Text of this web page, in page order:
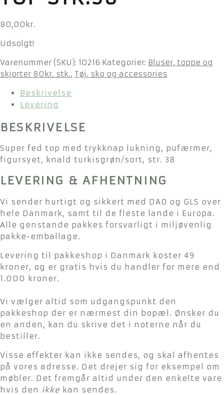
80,00 kr.
Udsolgt!
Varenummer (SKU): 10216 Kategorier: Bluser, toppe og
skjorter 80kr. stk., Tøj, sko og accessories
Beskrivelse
Levering
BESKRIVELSE
Super fed top med trykknap lukning, pufærmer,
figursyet, knald turkisgrøn/sort, str. 38
LEVERING & AFHENTNING
Vi sender hurtigt og sikkert med DAO og GLS over
hele Danmark, samt til de fleste lande i Europa.
Alle genstande pakkes forsvarligt i miljøvenlig
pakke-emballage.
Levering til pakkeshop i Danmark koster 49
kroner, og er gratis hvis du handler for mere end
1.000 kroner.
Vi vælger altid som udgangspunkt den
pakkeshop der er nærmest din bopæl. Ønsker du
en anden, kan du skrive det i noterne når du
bestiller.
Visse effekter kan ikke sendes, og skal afhentes
på vores adresse. Det drejer sig for eksempel om
møbler. Det fremgår altid under den enkelte vare
hvis den ikke kan sendes.